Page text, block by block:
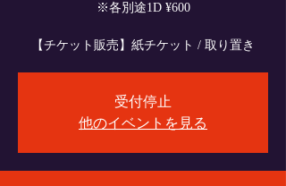
※各別途1D ¥600
【チケット販売】紙チケット / 取り置き
受付停止
他のイベントを見る